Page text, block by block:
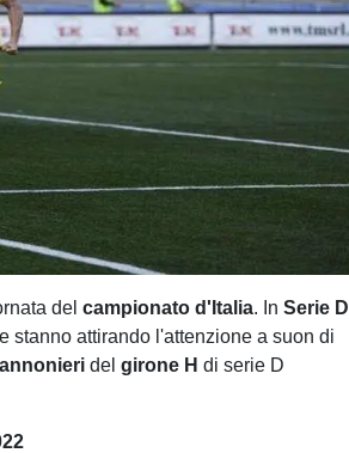
del campionato d'Italia. In Serie D
stanno attirando l'attenzione a suon di
delgirone Hdi serie D